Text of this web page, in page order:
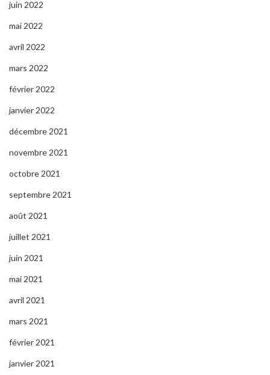
juin 2022
mai 2022
avril 2022
mars 2022
février 2022
janvier 2022
décembre 2021
novembre 2021
octobre 2021
septembre 2021
août 2021
juillet 2021
juin 2021
mai 2021
avril 2021
mars 2021
février 2021
janvier 2021